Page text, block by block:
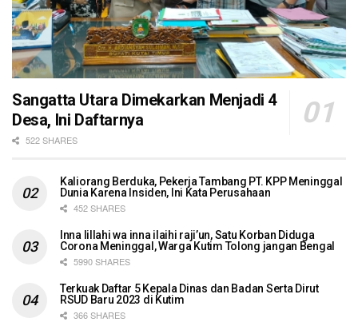
Sangatta Utara Dimekarkan Menjadi 4
Desa, Ini Daftarnya
522 SHARES
Kaliorang Berduka, Pekerja Tambang PT. KPP Meninggal
Dunia Karena Insiden, Ini Kata Perusahaan
452 SHARES
Inna lillahi wa inna ilaihi raji’un, Satu Korban Diduga
Corona Meninggal, Warga Kutim Tolong jangan Bengal
5990 SHARES
Terkuak Daftar 5 Kepala Dinas dan Badan Serta Dirut
RSUD Baru 2023 di Kutim
366 SHARES